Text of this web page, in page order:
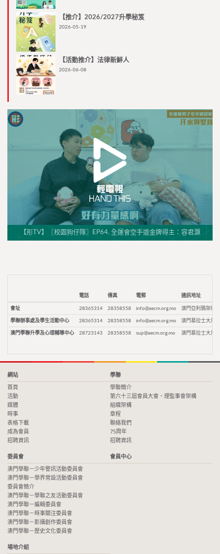
【推介】2026/2027升學秘笈
2026-05-19
【活動推介】法律新鮮人
2026-06-08
【形TV】〖校園狗仔隊〗EP64. 全運會空手道金牌得主：容君灝
電話 傳真 電郵 通訊地址
會址 28365314 28358558 info@aecm.org.mo 澳門亞利鴉架街9
學聯辦事處及學生活動中心 28365314 28358558 info@aecm.org.mo 澳門慕拉士大馬
澳門學聯升學及心理輔導中心 28723143 28358558 sup@aecm.org.mo 澳門慕拉士大馬
網站
首頁
活動
媒體
時事
表格下載
成為會員
招聘資訊
學聯
學聯簡介
第六十三屆會員大會、理監事會架構
組織架構
章程
聯絡我們
75周年
招聘資訊
委員會
澳門學聯－少年警訊活動委員會
澳門學聯－學界常設活動委員會
委員會簡介
澳門學聯－學聯之友活動委員會
澳門學聯－編輯委員會
澳門學聯－時事關注委員會
澳門學聯－影攝創作委員會
澳門學聯－歷史文化委員會
會員中心
場地介紹